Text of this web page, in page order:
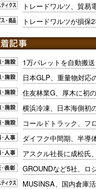
トレードワルツ、貿易
トレードワルツが損保
1万パレットを自動搬
日本GLP、重量物対応
住友林業G、厚木に初
横浜冷凍、日本海側初
コールドトラック、フ
ダイフク中間期、半導
アスクル社長に成松氏
GROUNDなど5社、ロ
MUSINSA、国内倉庫